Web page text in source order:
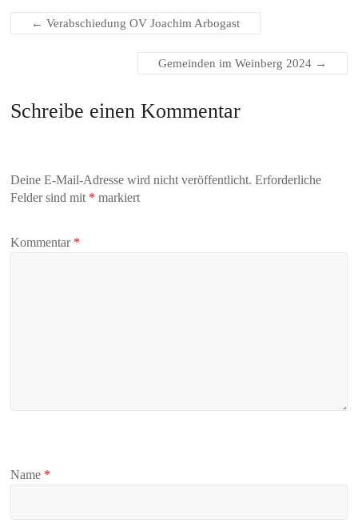
← Verabschiedung OV Joachim Arbogast
Gemeinden im Weinberg 2024 →
Schreibe einen Kommentar
Deine E-Mail-Adresse wird nicht veröffentlicht. Erforderliche
Felder sind mit * markiert
Kommentar *
Name *